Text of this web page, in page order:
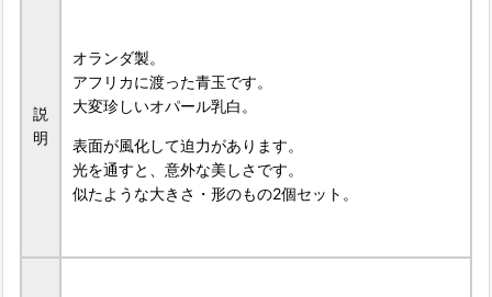
説
明
オランダ製。
アフリカに渡った青玉です。
大変珍しいオパール乳白。
表面が風化して迫力があります。
光を通すと、意外な美しさです。
似たような大きさ・形のもの2個セット。